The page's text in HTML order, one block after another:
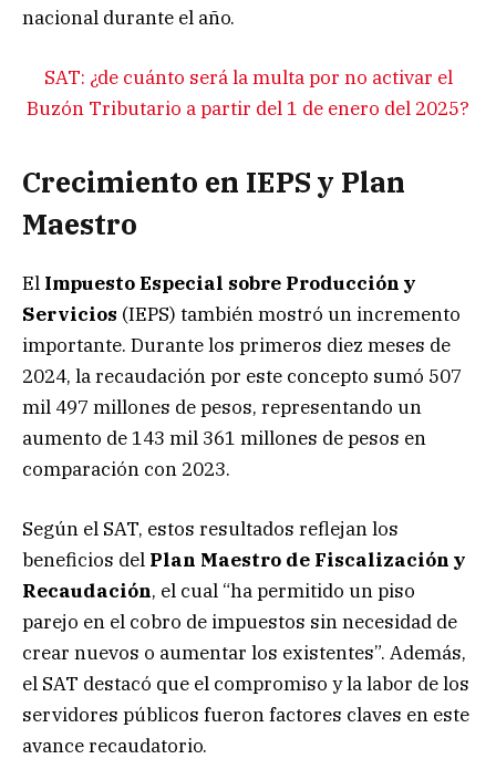
nacional durante el año.
SAT: ¿de cuánto será la multa por no activar el
Buzón Tributario a partir del 1 de enero del 2025?
Crecimiento en IEPS y Plan
Maestro
El Impuesto Especial sobre Producción y
Servicios (IEPS) también mostró un incremento
importante. Durante los primeros diez meses de
2024, la recaudación por este concepto sumó 507
mil 497 millones de pesos, representando un
aumento de 143 mil 361 millones de pesos en
comparación con 2023.
Según el SAT, estos resultados reflejan los
beneficios del Plan Maestro de Fiscalización y
Recaudación, el cual “ha permitido un piso
parejo en el cobro de impuestos sin necesidad de
crear nuevos o aumentar los existentes”. Además,
el SAT destacó que el compromiso y la labor de los
servidores públicos fueron factores claves en este
avance recaudatorio.